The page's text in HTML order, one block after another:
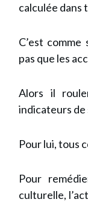
calculée dans
C’est
pas que les
Alors il
indicateurs de
Pour lui, tous
Pour
culturelle,